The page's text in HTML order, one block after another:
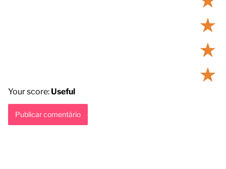
★
★
★
Your score: Useful